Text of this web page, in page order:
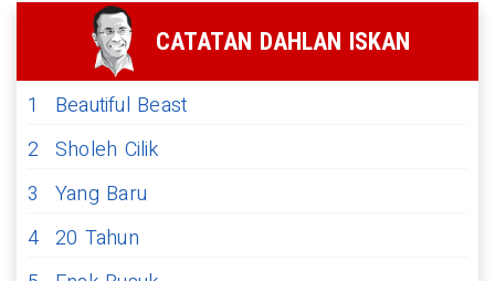
CATATAN DAHLAN ISKAN
1
Beautiful Beast
2 Sholeh Cilik
3
Yang Baru
4 20 Tahun